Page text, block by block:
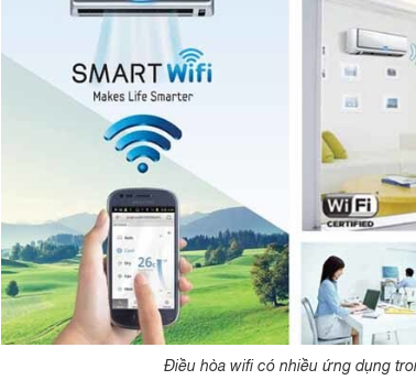
Điều hòa wifi có nhiều ứng dụng